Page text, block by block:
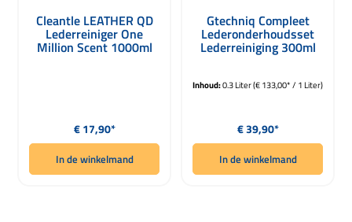
Cleantle LEATHER QD
Lederreiniger One
Million Scent 1000ml
Normale prijs:
€ 17,90*
In de winkelmand
Gtechniq Compleet
Lederonderhoudsset
Lederreiniging 300ml
Inhoud:0.3 Liter(€ 133,00* / 1 Liter)
Normale prijs:
€ 39,90*
In de winkelmand